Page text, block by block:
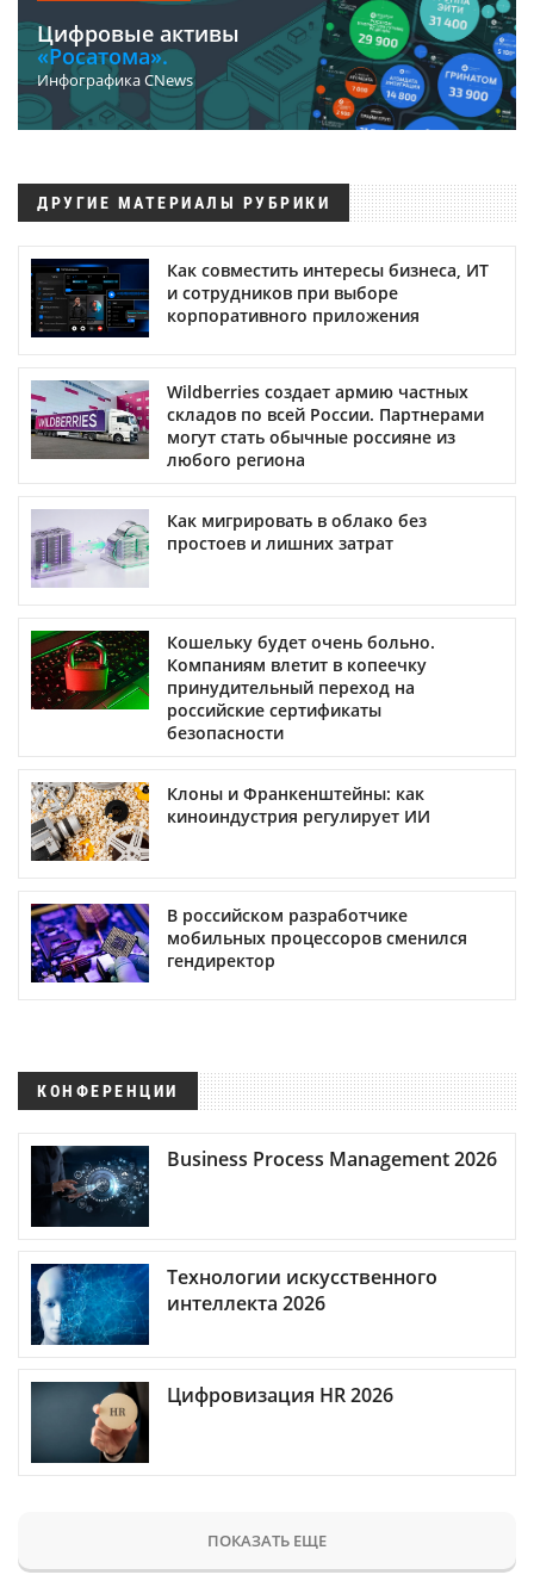
Цифровые активы
«Росатома».
Инфографика CNews
ДРУГИЕ МАТЕРИАЛЫ РУБРИКИ
Как совместить интересы бизнеса, ИТ
и сотрудников при выборе
корпоративного приложения
Wildberries создает армию частных
складов по всей России. Партнерами
могут стать обычные россияне из
любого региона
Как мигрировать в облако без
простоев и лишних затрат
Кошельку будет очень больно.
Компаниям влетит в копеечку
принудительный переход на
российские сертификаты
безопасности
Клоны и Франкенштейны: как
киноиндустрия регулирует ИИ
В российском разработчике
мобильных процессоров сменился
гендиректор
КОНФЕРЕНЦИИ
Business Process Management 2026
Технологии искусственного
интеллекта 2026
Цифровизация HR 2026
ПОКАЗАТЬ ЕЩЕ